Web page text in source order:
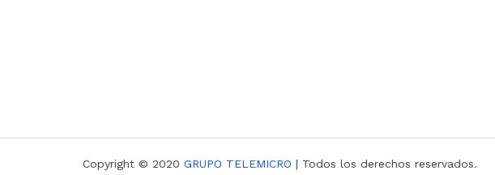
Copyright © 2020 GRUPO TELEMICRO | Todos los derechos reservados.